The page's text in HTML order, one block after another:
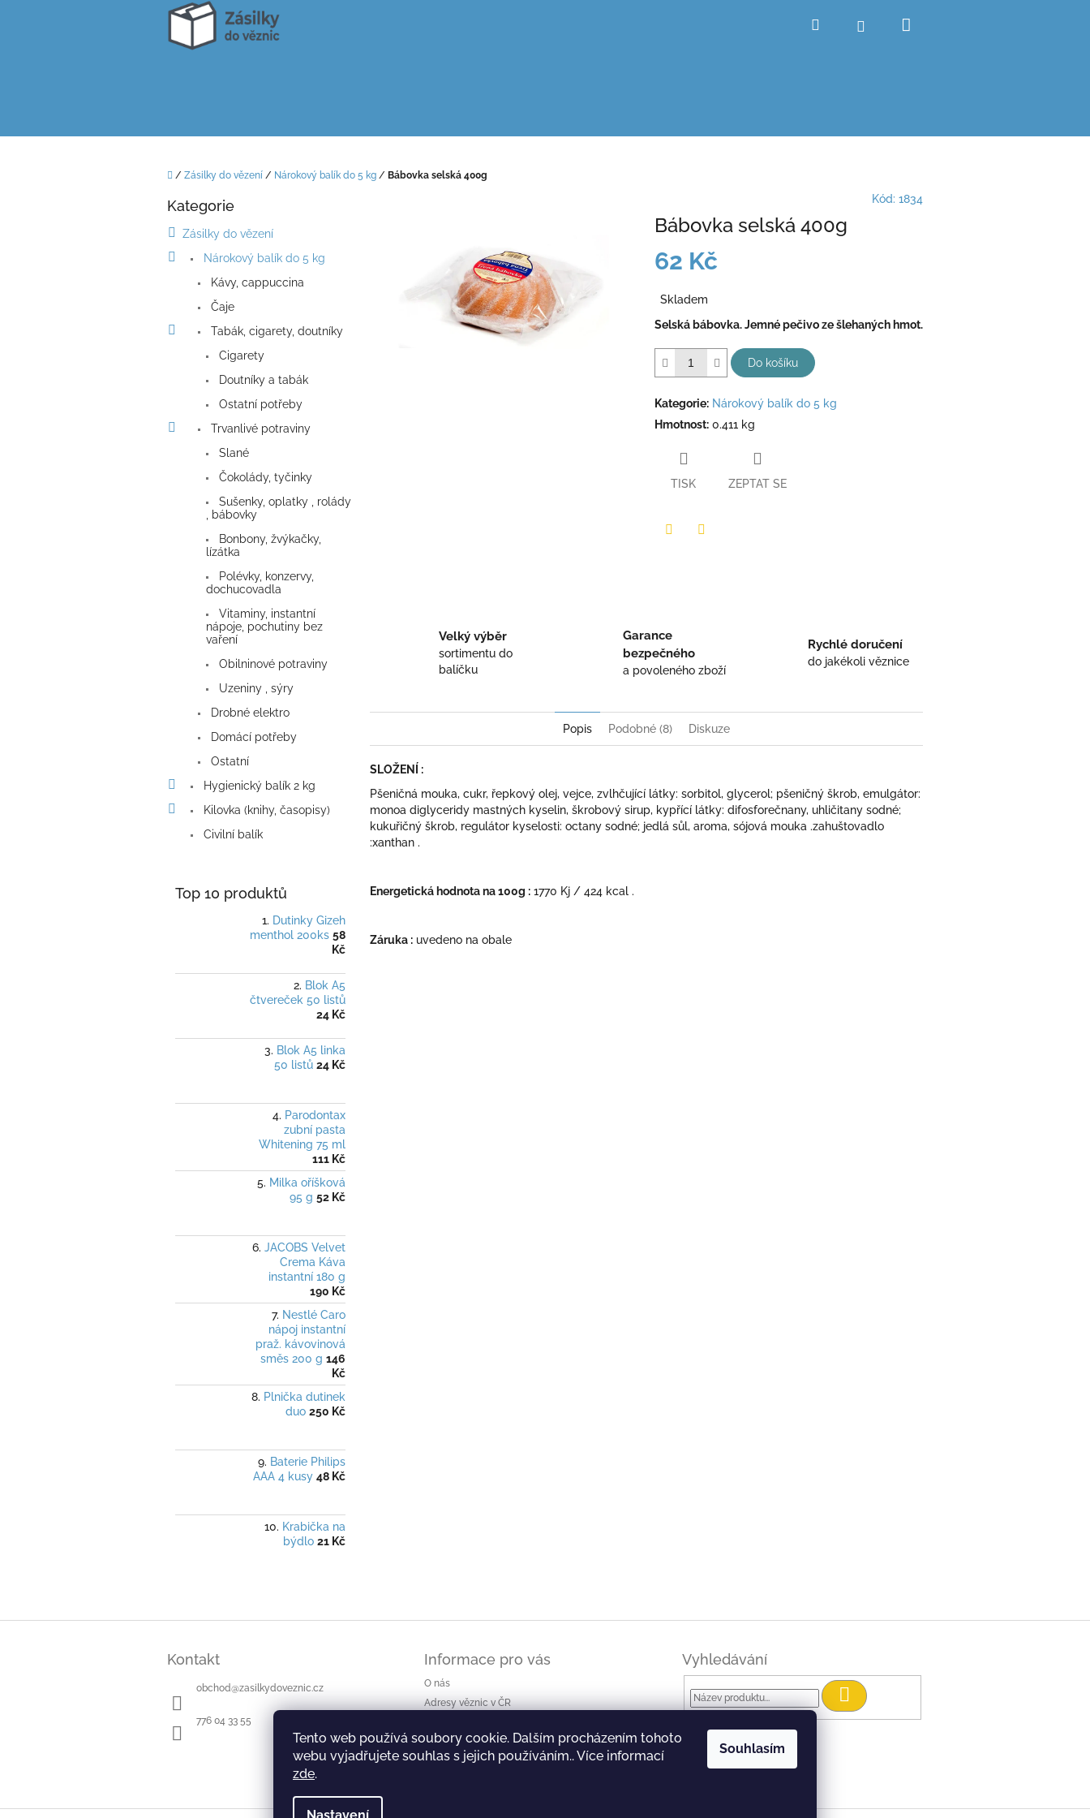
Tento web používá soubory cookie. Dalším procházením tohoto
webu vyjadřujete souhlas s jejich používáním.. Více informací
zde.
Souhlasím
Hledat Přihlášení
Domů
/ Zásilky do vězení / Nárokový balík do 5 kg / Bábovka selská 400g
Přeskočit
Kategorie
Zásilky do vězení
Nárokový balík do 5 kg
Kávy, cappuccina
Čaje
Tabák, cigarety, doutníky
Cigarety
Doutníky a tabák
Ostatní potřeby
Trvanlivé potraviny
Slané
Čokolády, tyčinky
Sušenky, oplatky , rolády
, bábovky
Bonbony, žvýkačky,
lízátka
Polévky, konzervy,
dochucovadla
Vitaminy, instantní
nápoje, pochutiny bez
vaření
Obilninové potraviny
Uzeniny , sýry
Drobné elektro
Domácí potřeby
Ostatní
Hygienický balík 2 kg
Kilovka (knihy, časopisy)
Civilní balík
Top 10 produktů
Dutinky Gizeh
menthol 200ks 58
Kč
Blok A5
čtvereček 50 listů
24 Kč
Blok A5 linka
50 listů 24 Kč
Parodontax
zubní pasta
Whitening 75 ml
111 Kč
Milka oříšková
95 g 52 Kč
JACOBS Velvet
Crema Káva
instantní 180 g
190 Kč
Nestlé Caro
nápoj instantní
praž. kávovinová
směs 200 g 146
Kč
Plnička dutinek
duo 250 Kč
Baterie Philips
AAA 4 kusy 48 Kč
Krabička na
býdlo 21 Kč
Kód: 1834
Bábovka selská 400g
62 Kč
cena:
Skladem
Selská bábovka. Jemné pečivo ze šlehaných hmot.
Do košíku
Kategorie: Nárokový balík do 5 kg
Hmotnost: 0.411 kg
TISK ZEPTAT SE
Velký výběr
sortimentu do
balíčku
Garance
bezpečného
a povoleného zboží
Rychlé doručení
do jakékoli věznice
Popis Podobné (8) Diskuze
SLOŽENÍ :
Pšeničná mouka, cukr, řepkový olej, vejce, zvlhčující látky: sorbitol, glycerol; pšeničný škrob, emulgátor:
monoa diglyceridy mastných kyselin, škrobový sirup, kypřící látky: difosforečnany, uhličitany sodné;
kukuřičný škrob, regulátor kyselosti: octany sodné; jedlá sůl, aroma, sójová mouka .zahuštovadlo
:xanthan .
Energetická hodnota na 100g : 1770 Kj / 424 kcal .
Záruka : uvedeno na obale
Kontakt
obchod@zasilkydoveznic.cz
776 04 33 55
Informace pro vás
O nás
Adresy věznic v ČR
Ke stažení
Obchodní podmínky
Vyhledávání
Hledat